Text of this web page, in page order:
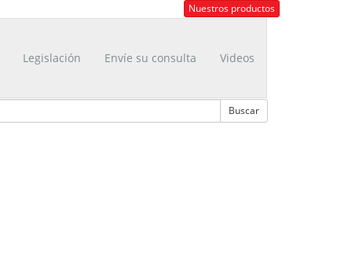
Nuestros productos
Legislación Envíe su consulta Videos